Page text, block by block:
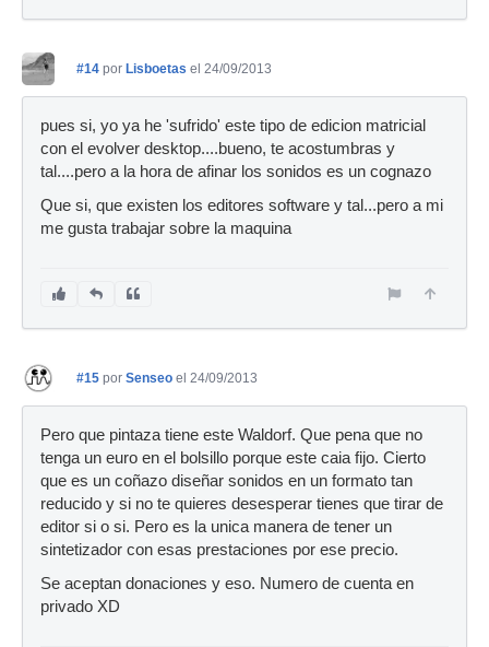
#14 por Lisboetas el 24/09/2013
pues si, yo ya he 'sufrido' este tipo de edicion matricial
con el evolver desktop....bueno, te acostumbras y
tal....pero a la hora de afinar los sonidos es un cognazo
Que si, que existen los editores software y tal...pero a mi
me gusta trabajar sobre la maquina
#15 por Senseo el 24/09/2013
Pero que pintaza tiene este Waldorf. Que pena que no
tenga un euro en el bolsillo porque este caia fijo. Cierto
que es un coñazo diseñar sonidos en un formato tan
reducido y si no te quieres desesperar tienes que tirar de
editor si o si. Pero es la unica manera de tener un
sintetizador con esas prestaciones por ese precio.
Se aceptan donaciones y eso. Numero de cuenta en
privado XD